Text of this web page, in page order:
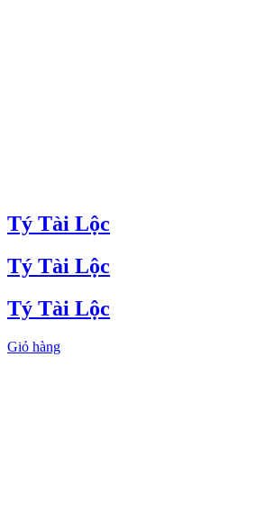
Tý Tài Lộc
Tý Tài Lộc
Tý Tài Lộc
Giỏ hàng